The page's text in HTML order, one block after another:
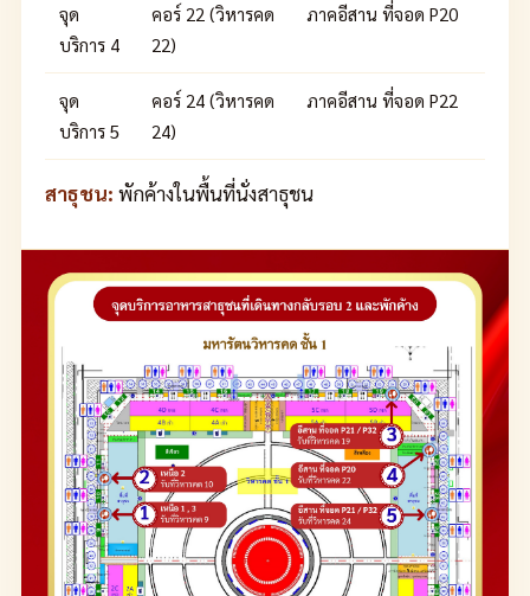
จุด
บริการ 4
คอร์ 22 (วิหารคด
22)
ภาคอีสาน ที่จอด P20
จุด
บริการ 5
คอร์ 24 (วิหารคด
24)
ภาคอีสาน ที่จอด P22
สาธุชน: พักค้างในพื้นที่นั่งสาธุชน